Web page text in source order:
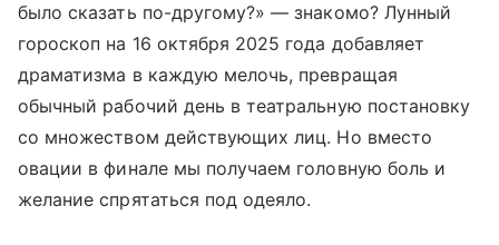
было сказать по-другому?» — знакомо? Лунный
гороскоп на 16 октября 2025 года добавляет
драматизма в каждую мелочь, превращая
обычный рабочий день в театральную постановку
со множеством действующих лиц. Но вместо
овации в финале мы получаем головную боль и
желание спрятаться под одеяло.